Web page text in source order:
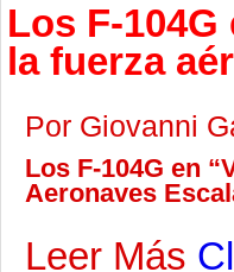
Los F-104G
la fuerza
Por Giovanni
Los F-104G en
Aeronaves
Leer Más